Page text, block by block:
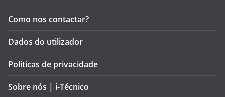
Como nos contactar?
Dados do utilizador
Políticas de privacidade
Sobre nós | i-Técnico